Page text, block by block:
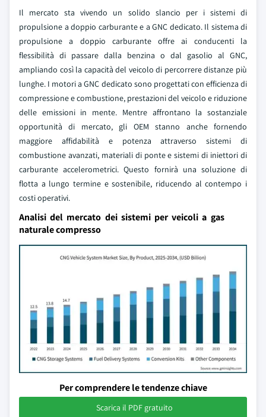
Il mercato sta vivendo un solido slancio per i sistemi di
propulsione a doppio carburante e a GNC dedicato. Il sistema di
propulsione a doppio carburante offre ai conducenti la
flessibilità di passare dalla benzina o dal gasolio al GNC,
ampliando così la capacità del veicolo di percorrere distanze più
lunghe. I motori a GNC dedicato sono progettati con efficienza di
compressione e combustione, prestazioni del veicolo e riduzione
delle emissioni in mente. Mentre affrontano la sostanziale
opportunità di mercato, gli OEM stanno anche fornendo
maggiore affidabilità e potenza attraverso sistemi di
combustione avanzati, materiali di ponte e sistemi di iniettori di
carburante accelerometrici. Questo fornirà una soluzione di
flotta a lungo termine e sostenibile, riducendo al contempo i
costi operativi.
Analisi del mercato dei sistemi per veicoli a gas
naturale compresso
Per comprendere le tendenze chiave
Scarica il PDF gratuito